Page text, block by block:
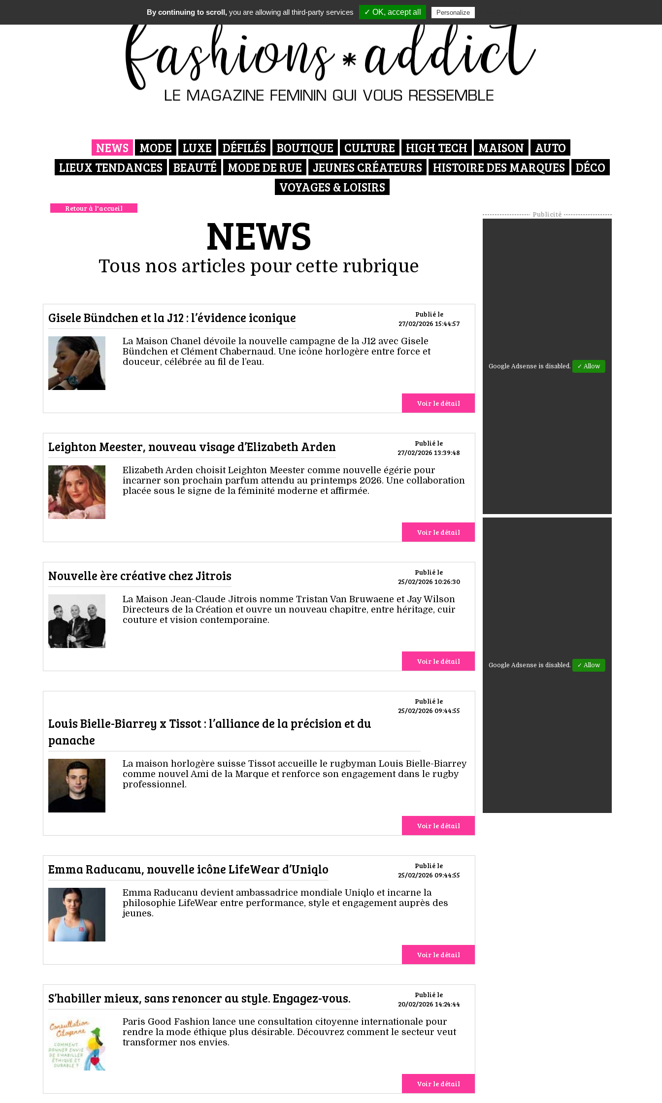
NEWS MODE LUXE DÉFILÉS BOUTIQUE CULTURE HIGH TECH MAISON
AUTO
LIEUX TENDANCES
BEAUTÉ MODE DE RUE JEUNES CRÉATEURS HISTOIRE DES MARQUES
DÉCO
VOYAGES & LOISIRS
Retour à l'accueil NEWS
Tous nos articles pour cette rubrique
Publié le
27/02/2026 15:44:57
Gisele Bündchen et la J12 : l’évidence iconique
La Maison Chanel dévoile la nouvelle campagne de la J12 avec Gisele
Bündchen et Clément Chabernaud. Une icône horlogère entre force et
douceur, célébrée au fil de l’eau.
Voir le détail
Publié le
27/02/2026 13:39:48
Leighton Meester, nouveau visage d’Elizabeth Arden
Elizabeth Arden choisit Leighton Meester comme nouvelle égérie pour
incarner son prochain parfum attendu au printemps 2026. Une collaboration
placée sous le signe de la féminité moderne et affirmée.
Voir le détail
Publié le
25/02/2026 10:26:30
Nouvelle ère créative chez Jitrois
La Maison Jean-Claude Jitrois nomme Tristan Van Bruwaene et Jay Wilson
Directeurs de la Création et ouvre un nouveau chapitre, entre héritage, cuir
couture et vision contemporaine.
Voir le détail
Publié le
25/02/2026 09:44:55
Louis Bielle-Biarrey x Tissot : l’alliance de la précision et du
panache
La maison horlogère suisse Tissot accueille le rugbyman Louis Bielle-Biarrey
comme nouvel Ami de la Marque et renforce son engagement dans le rugby
professionnel.
Voir le détail
Publié le
25/02/2026 09:44:55
Emma Raducanu, nouvelle icône LifeWear d’Uniqlo
Emma Raducanu devient ambassadrice mondiale Uniqlo et incarne la
philosophie LifeWear entre performance, style et engagement auprès des
jeunes.
Voir le détail
Publié le
20/02/2026 14:24:44
S’habiller mieux, sans renoncer au style. Engagez-vous.
Paris Good Fashion lance une consultation citoyenne internationale pour
rendre la mode éthique plus désirable. Découvrez comment le secteur veut
transformer nos envies.
Voir le détail
Publicité
Google Adsense is disabled. ✓ Allow
Google Adsense is disabled. ✓ Allow
By continuing to scroll, you are allowing all third-party services ✓ OK, accept all Personalize